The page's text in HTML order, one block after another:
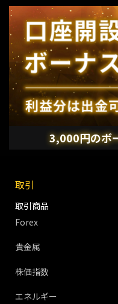
3,000円のボ
取引
取引商品
Forex
貴金属
株価指数
エネルギー